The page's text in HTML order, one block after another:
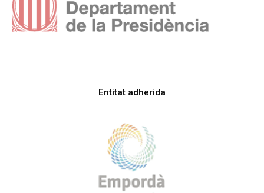
Entitat adherida